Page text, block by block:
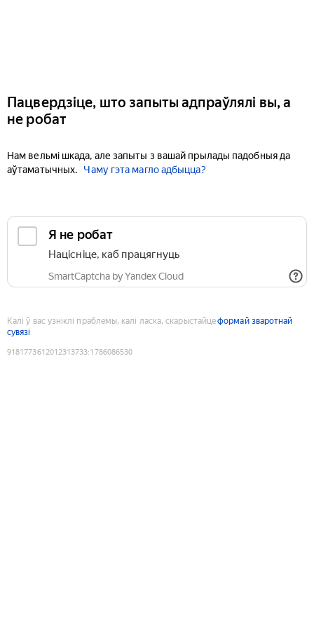
Пацвердзіце, што запыты адпраўлялі вы, а
не робат
Нам вельмі шкада, але запыты з вашай прылады падобныя да
аўтаматычных.
Чаму гэта магло адбыцца?
Я не робат
Націсніце, каб працягнуць
SmartCaptcha by Yandex Cloud
Калі ў вас узніклі праблемы, калі ласка, скарыстайцеформай зваротнай
сувязі
9181773612012313733:1786086530